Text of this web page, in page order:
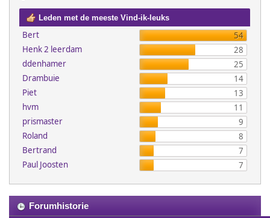
Leden met de meeste Vind-ik-leuks
Bert
54
Henk 2 leerdam
28
ddenhamer
25
Drambuie
14
Piet
13
hvm
11
prismaster
9
Roland
8
Bertrand
7
Paul Joosten
7
Forumhistorie